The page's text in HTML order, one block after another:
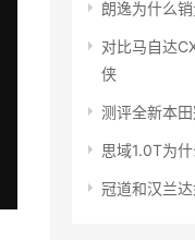
朗逸为什么
对比马自达
侠
测评全新本
思域1.0T为什
冠道和汉兰达